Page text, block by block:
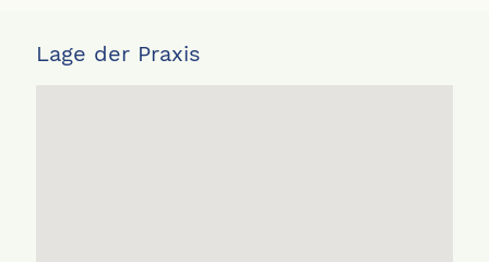
Lage der Praxis